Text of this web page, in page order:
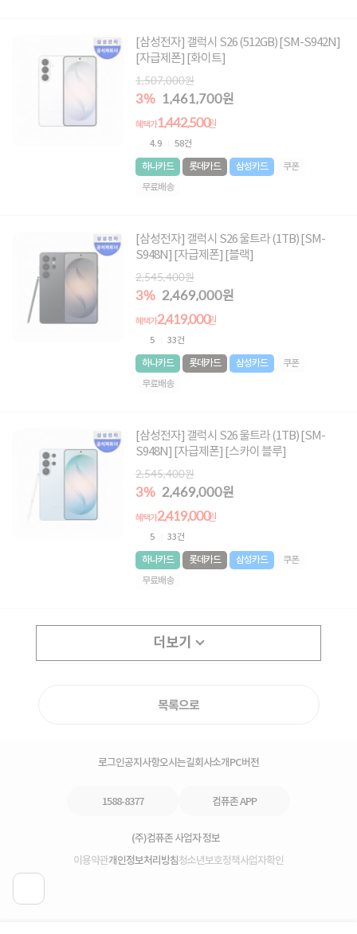
[삼성전자] 갤럭시 S26 (512GB) [SM-S942N]
[자급제폰] [화이트]
1,507,000원
3% 1,461,700원
혜택가1,442,500원
4.9 58건
하나카드 롯데카드 삼성카드
쿠폰
무료배송
[삼성전자] 갤럭시 S26 울트라 (1TB) [SM-
S948N] [자급제폰] [블랙]
2,545,400원
3% 2,469,000원
혜택가2,419,000원
5 33건
하나카드 롯데카드 삼성카드
쿠폰
무료배송
[삼성전자] 갤럭시 S26 울트라 (1TB) [SM-
S948N] [자급제폰] [스카이 블루]
2,545,400원
3% 2,469,000원
혜택가2,419,000원
5 33건
하나카드 롯데카드 삼성카드
쿠폰
무료배송
더보기
목록으로
로그인공지사항오시는길회사소개PC버전
1588-8377 컴퓨존 APP
(주)컴퓨존 사업자 정보
이용약관개인정보처리방침청소년보호정책사업자확인